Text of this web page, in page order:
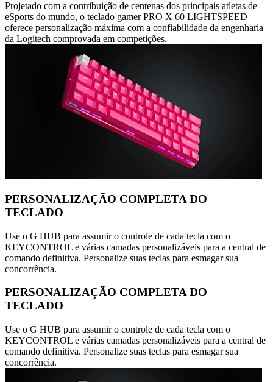
Projetado com a contribuição de centenas dos principais atletas de
eSports do mundo, o teclado gamer PRO X 60 LIGHTSPEED
oferece personalização máxima com a confiabilidade da engenharia
da Logitech comprovada em competições.
PERSONALIZAÇÃO COMPLETA DO
TECLADO
Use o G HUB para assumir o controle de cada tecla com o
KEYCONTROL e várias camadas personalizáveis para a central de
comando definitiva. Personalize suas teclas para esmagar sua
concorrência.
PERSONALIZAÇÃO COMPLETA DO
TECLADO
Use o G HUB para assumir o controle de cada tecla com o
KEYCONTROL e várias camadas personalizáveis para a central de
comando definitiva. Personalize suas teclas para esmagar sua
concorrência.